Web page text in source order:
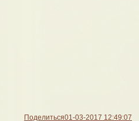
Поделиться01-03-2017 12:49:07